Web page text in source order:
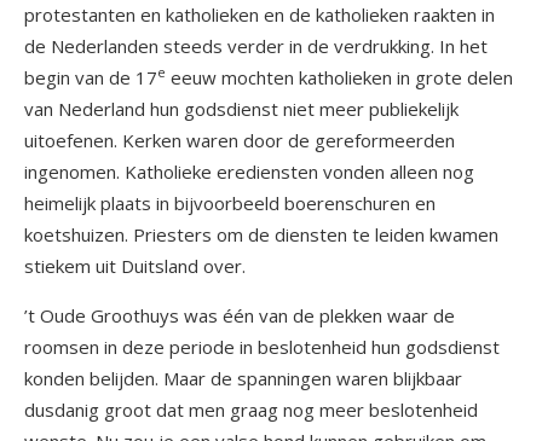
protestanten en katholieken en de katholieken raakten in
de Nederlanden steeds verder in de verdrukking. In het
begin van de 17e eeuw mochten katholieken in grote delen
van Nederland hun godsdienst niet meer publiekelijk
uitoefenen. Kerken waren door de gereformeerden
ingenomen. Katholieke erediensten vonden alleen nog
heimelijk plaats in bijvoorbeeld boerenschuren en
koetshuizen. Priesters om de diensten te leiden kwamen
stiekem uit Duitsland over.
’t Oude Groothuys was één van de plekken waar de
roomsen in deze periode in beslotenheid hun godsdienst
konden belijden. Maar de spanningen waren blijkbaar
dusdanig groot dat men graag nog meer beslotenheid